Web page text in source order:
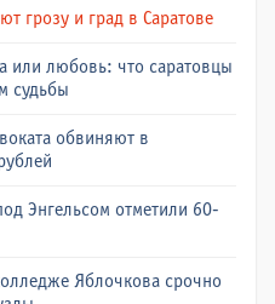
грозу и град в Саратове
или любовь: что саратовцы
судьбы
обвиняют в
Энгельсом отметили 60-
Яблочкова срочно